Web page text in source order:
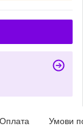
Оплата Умови